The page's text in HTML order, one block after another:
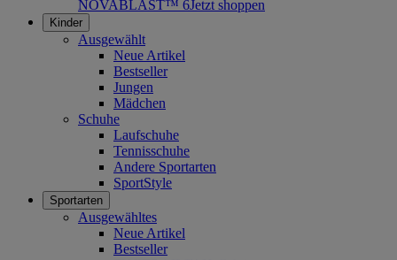
NOVABLAST™ 6Jetzt shoppen
Kinder
Ausgewählt
Neue Artikel
Bestseller
Jungen
Mädchen
Schuhe
Laufschuhe
Tennisschuhe
Andere Sportarten
SportStyle
Sportarten
Ausgewähltes
Neue Artikel
Bestseller